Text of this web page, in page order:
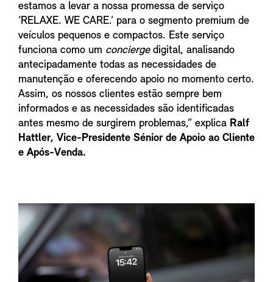
estamos a levar a nossa promessa de serviço
‘RELAXE. WE CARE.’ para o segmento premium de
veículos pequenos e compactos. Este serviço
funciona como um concierge digital, analisando
antecipadamente todas as necessidades de
manutenção e oferecendo apoio no momento certo.
Assim, os nossos clientes estão sempre bem
informados e as necessidades são identificadas
antes mesmo de surgirem problemas,” explica Ralf
Hattler, Vice-Presidente Sénior de Apoio ao Cliente
e Após-Venda.